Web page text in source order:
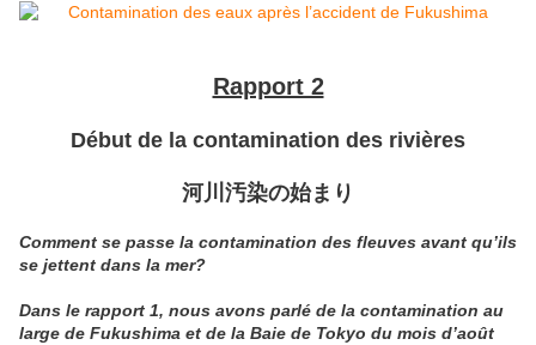
Rapport 2
Début de la contamination des rivières
河川汚染の始まり
Comment se passe la contamination des fleuves avant qu’ils
se jettent dans la mer?
Dans le rapport 1, nous avons parlé de la contamination au
large de Fukushima et de la Baie de Tokyo du mois d’août